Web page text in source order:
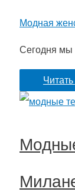
Модная
Сегодня мы
мода
полных